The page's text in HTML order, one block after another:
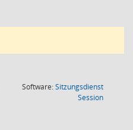
Software:Sitzungsdienst
Session(Wird in